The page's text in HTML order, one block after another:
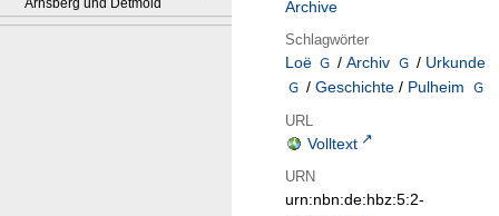
Arnsberg und Detmold
Archive
Schlagwörter
Loë / Archiv / Urkunde
/ Geschichte / Pulheim
URL
Volltext
URN
urn:nbn:de:hbz:5:2-